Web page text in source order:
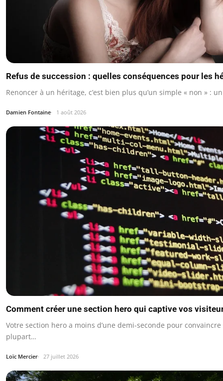
Refus de succession : quelles conséquences pour les
Renoncer à un héritage, c’est bien plus qu’un simple « non » :
Damien Fontaine 1 août 2026
Comment créer une section hero qui captive vos
Votre section hero a moins d’une demi-seconde pour
plupart…
Loïc Mercier 27 juillet 2026